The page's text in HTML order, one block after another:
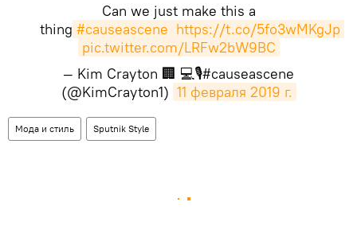
Can we just make this a
thing #causeascene https://t.co/5fo3wMKgJp
pic.twitter.com/LRFw2bW9BC
— Kim Crayton 🏢 💻🎙#causeascene
(@KimCrayton1) 11 февраля 2019 г.
Мода и стиль Sputnik Style